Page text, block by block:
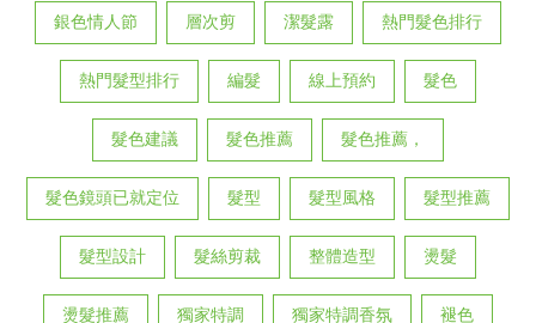
銀色情人節 層次剪 潔髮露 熱門髮色排行
熱門髮型排行 編髮 線上預約 髮色
髮色建議 髮色推薦 髮色推薦，
髮色鏡頭已就定位 髮型 髮型風格 髮型推薦
髮型設計 髮絲剪裁 整體造型 燙髮
燙髮推薦 獨家特調 獨家特調香氛 褪色